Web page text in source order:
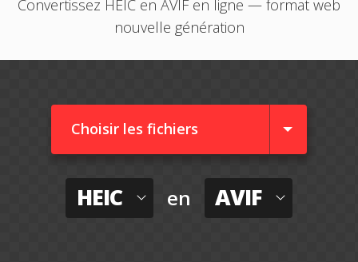
Convertissez HEIC en AVIF en ligne — format web
nouvelle génération
Choisir les fichiers
HEIC en AVIF